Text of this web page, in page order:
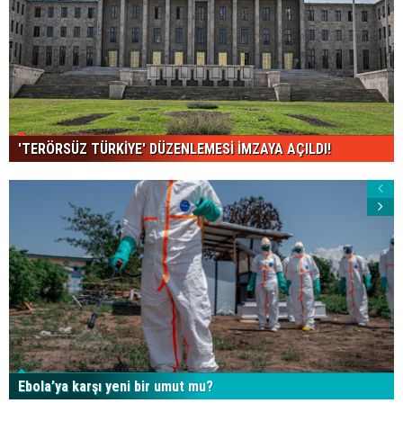
'TERÖRSÜZ TÜRKİYE' DÜZENLEMESİ İMZAYA AÇILDI!
Ebola’ya karşı yeni bir umut mu?